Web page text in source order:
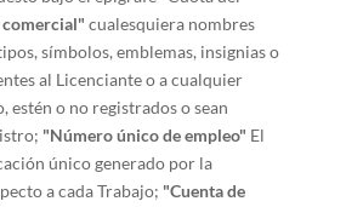
cualesquiera nombres
símbolos, emblemas, insignias o
al Licenciante o a cualquier
estén o no registrados o sean
"Número único de empleo" El
único generado por la
a cada Trabajo; "Cuenta de